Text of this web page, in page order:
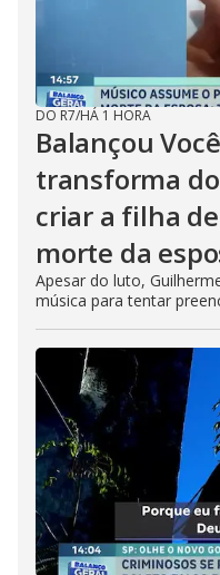
DO R7/HÁ 1 HORA
Balançou
transforma
criar a filha
morte da
Apesar do luto,
música para tentar